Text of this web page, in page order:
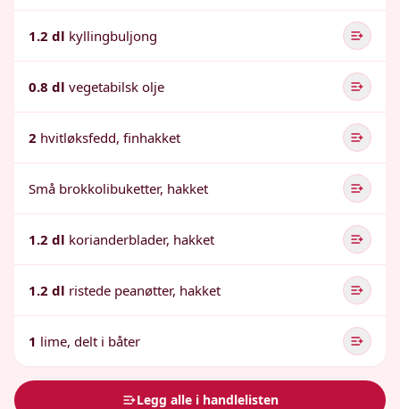
1.2 dl kyllingbuljong
0.8 dl vegetabilsk olje
2 hvitløksfedd, finhakket
Små brokkolibuketter, hakket
1.2 dl korianderblader, hakket
1.2 dl ristede peanøtter, hakket
1 lime, delt i båter
Legg alle i handlelisten